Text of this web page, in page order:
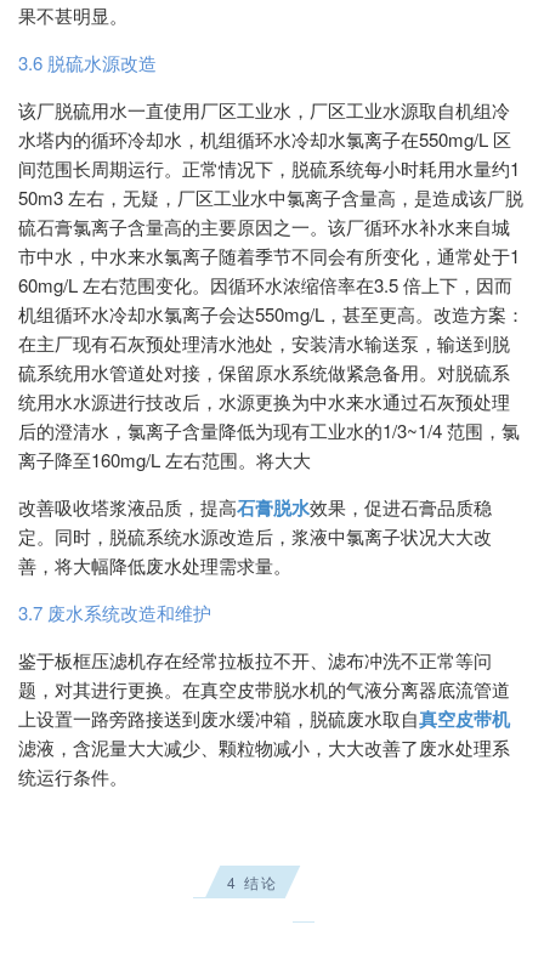
果不甚明显。
3.6 脱硫水源改造
该厂脱硫用水一直使用厂区工业水，厂区工业水源取自机组冷
水塔内的循环冷却水，机组循环水冷却水氯离子在550mg/L 区
间范围长周期运行。正常情况下，脱硫系统每小时耗用水量约1
50m3 左右，无疑，厂区工业水中氯离子含量高，是造成该厂脱
硫石膏氯离子含量高的主要原因之一。该厂循环水补水来自城
市中水，中水来水氯离子随着季节不同会有所变化，通常处于1
60mg/L 左右范围变化。因循环水浓缩倍率在3.5 倍上下，因而
机组循环水冷却水氯离子会达550mg/L，甚至更高。改造方案：
在主厂现有石灰预处理清水池处，安装清水输送泵，输送到脱
硫系统用水管道处对接，保留原水系统做紧急备用。对脱硫系
统用水水源进行技改后，水源更换为中水来水通过石灰预处理
后的澄清水，氯离子含量降低为现有工业水的1/3~1/4 范围，氯
离子降至160mg/L 左右范围。将大大
改善吸收塔浆液品质，提高石膏脱水效果，促进石膏品质稳
定。同时，脱硫系统水源改造后，浆液中氯离子状况大大改
善，将大幅降低废水处理需求量。
3.7 废水系统改造和维护
鉴于板框压滤机存在经常拉板拉不开、滤布冲洗不正常等问
题，对其进行更换。在真空皮带脱水机的气液分离器底流管道
上设置一路旁路接送到废水缓冲箱，脱硫废水取自真空皮带机
滤液，含泥量大大减少、颗粒物减小，大大改善了废水处理系
统运行条件。
4 结论